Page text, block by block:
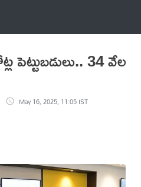
పెట్టుబడులు.. 34 వేల
May 16, 2025, 11:05 IST